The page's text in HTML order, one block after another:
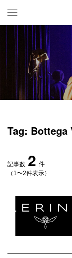
HOME
インタビュー
ニュース＆イベント
データ
SERVICE
初めての方へ
企業担当の方へ
Tag: Bottega
記事数 2 件
（1〜2件表示）